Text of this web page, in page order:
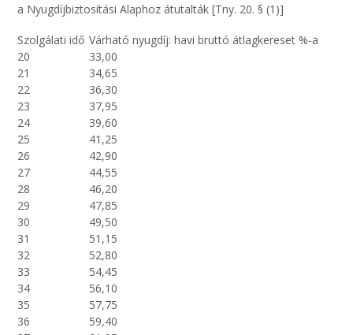
a Nyugdíjbiztosítási Alaphoz átutalták [Tny. 20. § (1)]
Szolgálati idő Várható nyugdíj: havi bruttó átlagkereset %-a
20
33,00
21
34,65
22
36,30
23
37,95
24
39,60
25
41,25
26
42,90
27
44,55
28
46,20
29
47,85
30
49,50
31
51,15
32
52,80
33
54,45
34
56,10
35
57,75
36
59,40